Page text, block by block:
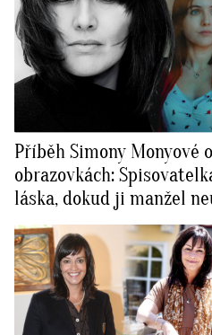
Příběh Simony Monyové
obrazovkách:
láska, dokud ji manžel